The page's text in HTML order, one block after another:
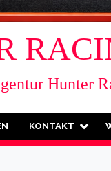
Hunter
KONTAKT